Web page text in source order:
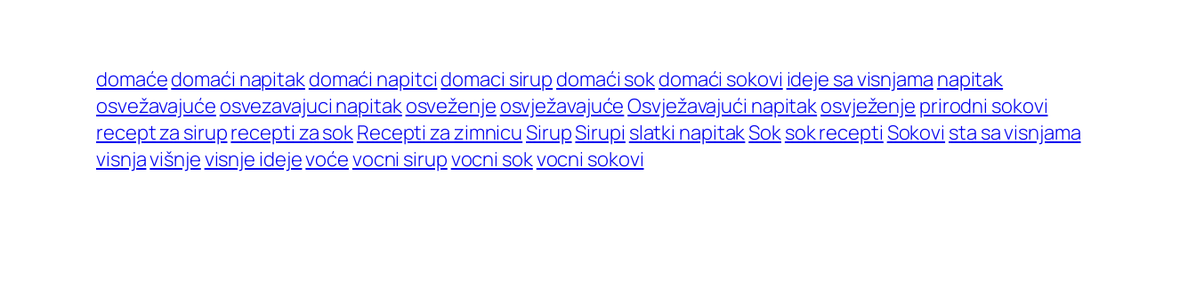
domaćedomaći napitakdomaći napitci domaci sirup domaći sokdomaći sokovi ideje sa visnjama napitak
osvežavajuće osvezavajuci napitakosveženje osvježavajućeOsvježavajući napitakosvježenje prirodni sokovi
recept za siruprecepti za sokRecepti za zimnicuSirupSirupi slatki napitakSoksok recepti Sokovi sta sa visnjama
visnjavišnjevisnje idejevoćevocni sirupvocni sokvocni sokovi